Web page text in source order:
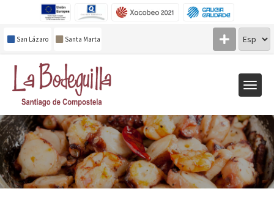
San Lázaro Santa Marta